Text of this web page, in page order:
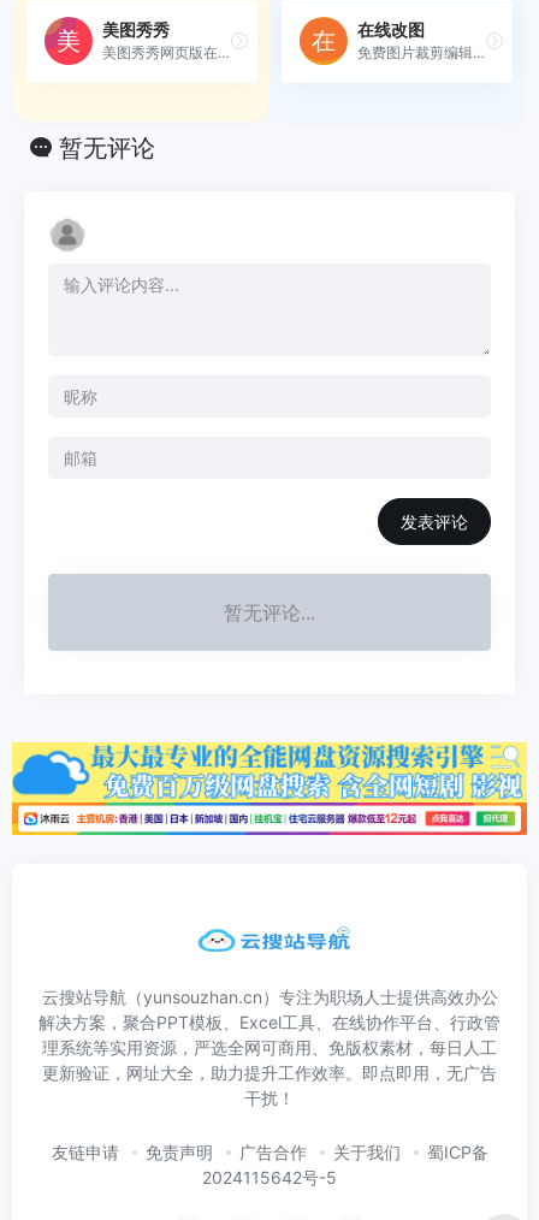
美图秀秀
美图秀秀网页版在线工具
在线改图
免费图片裁剪编辑处理工具
暂无评论
发表评论
暂无评论...
云搜站导航（yunsouzhan.cn）专注为职场人士提供高效办公
解决方案，聚合PPT模板、Excel工具、在线协作平台、行政管
理系统等实用资源，严选全网可商用、免版权素材，每日人工
更新验证，网址大全，助力提升工作效率。即点即用，无广告
干扰！
友链申请 免责声明 广告合作 关于我们
蜀ICP备
2024115642号-5